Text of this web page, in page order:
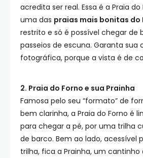
acredita ser real. Essa é a Praia
uma das praias mais bonitas do
restrito e só é possível chegar de
passeios de escuna. Garanta sua
fotográfica, porque a vista é de
2. Praia do Forno e sua Prainha
Famosa pelo seu “formato” de
bem clarinha, a Praia do Forno é
para chegar a pé, por uma trilha
de barco. Bem ao lado, acessível
trilha, fica a Prainha, um cantinho